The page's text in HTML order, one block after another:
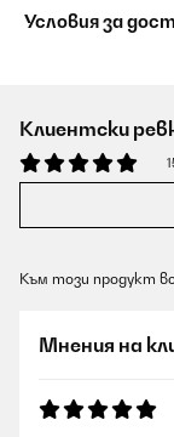
Условия за
Клиентски
Към този продукт
Мнения на